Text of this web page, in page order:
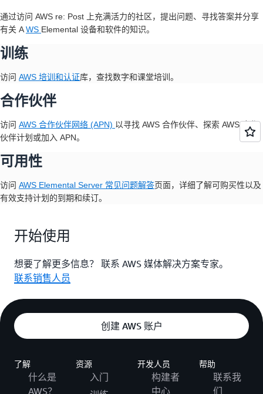
通过访问 AWS re: Post 上充满活力的社区，提出问题、寻找答案并分享
有关 AWS Elemental 设备和软件的知识。
训练
访问 AWS 培训和认证库，查找数字和课堂培训。
合作伙伴
访问 AWS 合作伙伴网络 (APN) 以寻找 AWS 合作伙伴、探索 AWS 合作
伙伴计划或加入 APN。
可用性
访问 AWS Elemental Server 常见问题解答页面，详细了解可购买性以及
有效支持计划的到期和续订。
开始使用
想要了解更多信息？ 联系 AWS 媒体解决方案专家。
联系销售人员
创建 AWS 账户
了解
什么是
AWS？
资源
入门
开发人员
构建者
中心
帮助
联系我
们